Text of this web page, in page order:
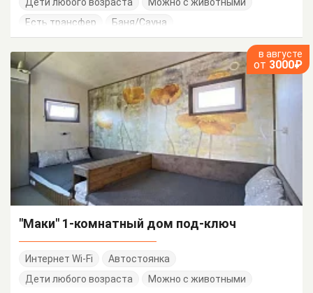
Есть трансфер
Баня/Сауна
в августе
от 3000₽
"Маки" 1-комнатный дом под-ключ
Интернет Wi-Fi
Автостоянка
Дети любого возраста
Можно с животными